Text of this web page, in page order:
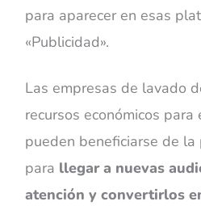
para aparecer en esas
«Publicidad».
Las empresas de lavado
recursos económicos para
pueden beneficiarse de
para llegar a nuevas
atención y convertirlos